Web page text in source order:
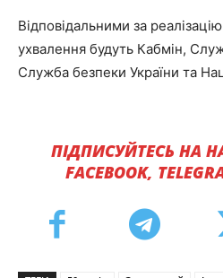
Відповідальними за
ухвалення будуть Кабмін,
Служба безпеки України та
ПІДПИСУЙТЕСЬ НА
FACEBOOK,